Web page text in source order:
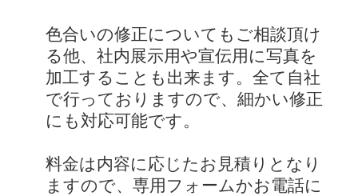
色合いの修正についてもご相談頂け
る他、社内展示用や宣伝用に写真を
加工することも出来ます。全て自社
で行っておりますので、細かい修正
にも対応可能です。
料金は内容に応じたお見積りとなり
ますので、専用フォームかお電話に